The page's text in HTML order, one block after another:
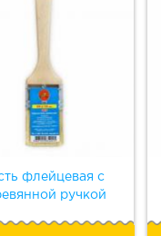
флейцевая с
ручкой